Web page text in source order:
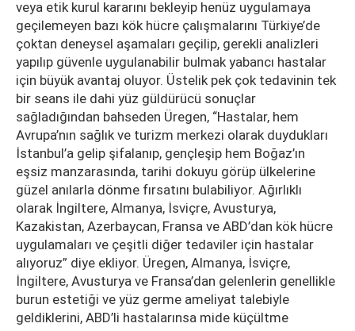
veya etik kurul kararını bekleyip henüz uygulamaya
geçilemeyen bazı kök hücre çalışmalarını Türkiye’de
çoktan deneysel aşamaları geçilip, gerekli analizleri
yapılıp güvenle uygulanabilir bulmak yabancı hastalar
için büyük avantaj oluyor. Üstelik pek çok tedavinin tek
bir seans ile dahi yüz güldürücü sonuçlar
sağladığından bahseden Üregen, “Hastalar, hem
Avrupa’nın sağlık ve turizm merkezi olarak duydukları
İstanbul’a gelip şifalanıp, gençleşip hem Boğaz’ın
eşsiz manzarasında, tarihi dokuyu görüp ülkelerine
güzel anılarla dönme fırsatını bulabiliyor. Ağırlıklı
olarak İngiltere, Almanya, İsviçre, Avusturya,
Kazakistan, Azerbaycan, Fransa ve ABD’dan kök hücre
uygulamaları ve çeşitli diğer tedaviler için hastalar
alıyoruz” diye ekliyor. Üregen, Almanya, İsviçre,
İngiltere, Avusturya ve Fransa’dan gelenlerin genellikle
burun estetiği ve yüz germe ameliyat talebiyle
geldiklerini, ABD’li hastalarınsa mide küçültme